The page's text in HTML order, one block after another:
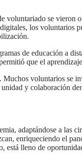
se vieron
los voluntarios
de educación a
que el
voluntarios se
y colaboración
adaptándose a las
enriqueciendo el
lleno de